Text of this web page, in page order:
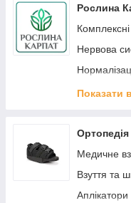
Рослина
Нервова
ЕКО_ ДІМ
ЗДОРОВ'Я
Показати
Ортопедія
Медичне
Взуття та